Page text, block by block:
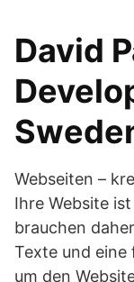
David
Webseiten –
Ihre Website
brauchen
Texte und
um den